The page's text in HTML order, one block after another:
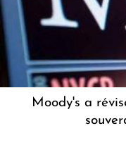
Moody's a